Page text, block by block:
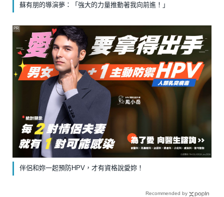
蘇有朋的導演夢：「強大的力量推動著我向前進！」
伴侶和妳一起預防HPV，才有資格說愛妳！
PR
Recommended by